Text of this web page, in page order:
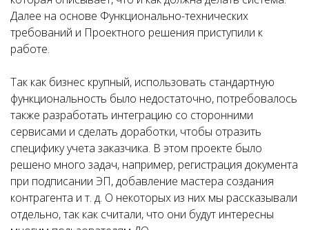
Далее на основе Функционально-технических
требований и Проектного решения приступили к
работе.
Так как бизнес крупный, использовать стандартную
функциональность было недостаточно, потребовалось
также разработать интеграцию со сторонними
сервисами и сделать доработки, чтобы отразить
специфику учета заказчика. В этом проекте было
решено много задач, например, регистрация документа
при подписании ЭП, добавление мастера создания
контрагента и т. д. О некоторых из них мы рассказывали
отдельно, так как считали, что они будут интересны